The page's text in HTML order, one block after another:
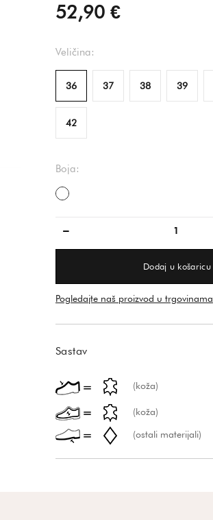
52,90 €
Veličina:
36 37 38 39
42
Boja:
bijela
Dodaj u košaricu
Pogledajte naš proizvod u trgovinama
Sastav
(koža)
(koža)
(ostali materijali)